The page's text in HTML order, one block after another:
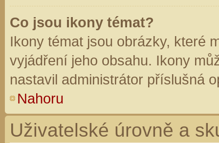
Co jsou ikony témat?
Ikony témat jsou obrázky, které
vyjádření jeho obsahu. Ikony
nastavil administrátor příslušná
Nahoru
Uživatelské úrovně a